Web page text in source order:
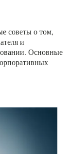
советы о том,
и
Основные